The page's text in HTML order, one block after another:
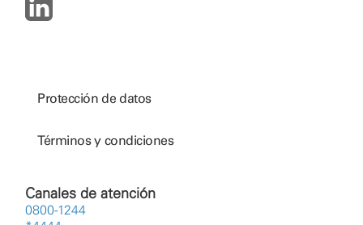
Protección de datos
Términos y condiciones
Canales de atención
0800-1244